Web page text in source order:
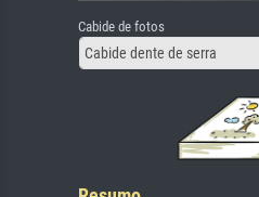
Cabide de fotos
Cabide dente de serra